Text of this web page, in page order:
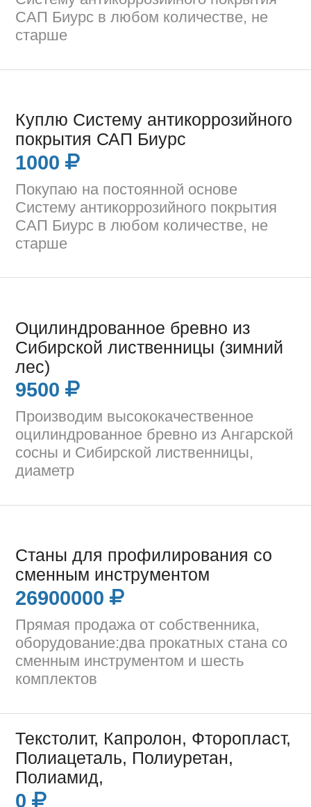
САП Биурс в любом количестве, не
старше
Куплю Систему антикоррозийного
покрытия САП Биурс
1000
Покупаю на постоянной основе
Систему антикоррозийного покрытия
САП Биурс в любом количестве, не
старше
Оцилиндрованное бревно из
Сибирской лиственницы (зимний
лес)
9500
Производим высококачественное
оцилиндрованное бревно из Ангарской
сосны и Сибирской лиственницы,
диаметр
Станы для профилирования со
сменным инструментом
26900000
Прямая продажа от собственника,
оборудование:два прокатных стана со
сменным инструментом и шесть
комплектов
Текстолит, Капролон, Фторопласт,
Полиацеталь, Полиуретан,
Полиамид,
0